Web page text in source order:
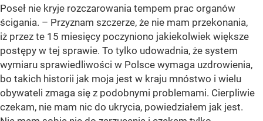
Poseł nie kryje rozczarowania tempem prac organów
ścigania. – Przyznam szczerze, że nie mam przekonania,
iż przez te 15 miesięcy poczyniono jakiekolwiek większe
postępy w tej sprawie. To tylko udowadnia, że system
wymiaru sprawiedliwości w Polsce wymaga uzdrowienia,
bo takich historii jak moja jest w kraju mnóstwo i wielu
obywateli zmaga się z podobnymi problemami. Cierpliwie
czekam, nie mam nic do ukrycia, powiedziałem jak jest.